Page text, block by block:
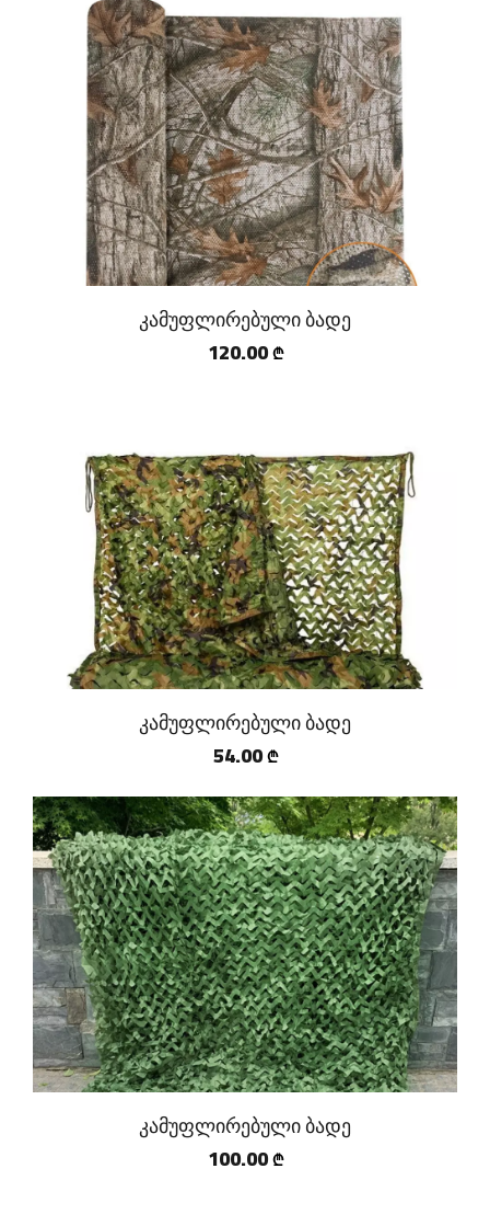
კამუფლირებული ბადე
120.00 ₾
კამუფლირებული ბადე
54.00 ₾
კამუფლირებული ბადე
100.00 ₾